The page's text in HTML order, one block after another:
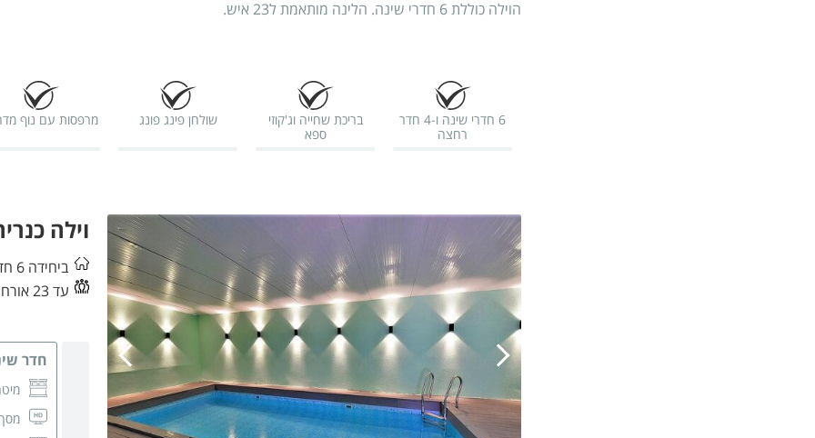
הוילה כוללת 6 חדרי שינה. הלינה מותאמת ל23 איש.
6 חדרי שינה ו-4 חדר
רחצה
בריכת שחייה וג'קוזי
ספא
שולחן פינג פונג מרפסות עם נוף
וילה
ביחידה 6 חדרי שינה
עד 23 אורחים
חדר
מסך LCD